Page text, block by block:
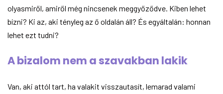
olyasmiről, amiről még nincsenek meggyőződve. Kiben lehet
bízni? Ki az, aki tényleg az ő oldalán áll? És egyáltalán: honnan
lehet ezt tudni?
A bizalom nem a szavakban lakik
Van, aki attól tart, ha valakit visszautasít, lemarad valami